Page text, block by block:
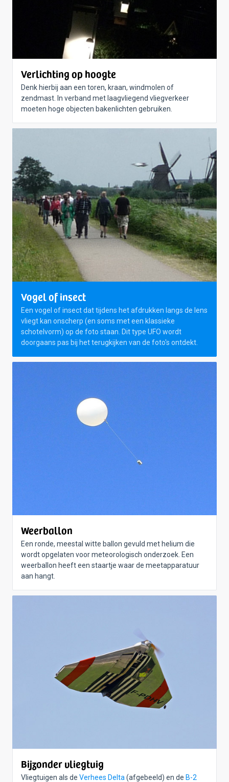
Verlichting op hoogte
Denk hierbij aan een toren, kraan, windmolen of
zendmast. In verband met laagvliegend vliegverkeer
moeten hoge objecten bakenlichten gebruiken.
Vogel of insect
Een vogel of insect dat tijdens het afdrukken langs de lens
vliegt kan onscherp (en soms met een klassieke
schotelvorm) op de foto staan. Dit type UFO wordt
doorgaans pas bij het terugkijken van de foto's ontdekt.
Weerballon
Een ronde, meestal witte ballon gevuld met helium die
wordt opgelaten voor meteorologisch onderzoek. Een
weerballon heeft een staartje waar de meetapparatuur
aan hangt.
Bijzonder vliegtuig
Vliegtuigen als de Verhees Delta (afgebeeld) en de B-2